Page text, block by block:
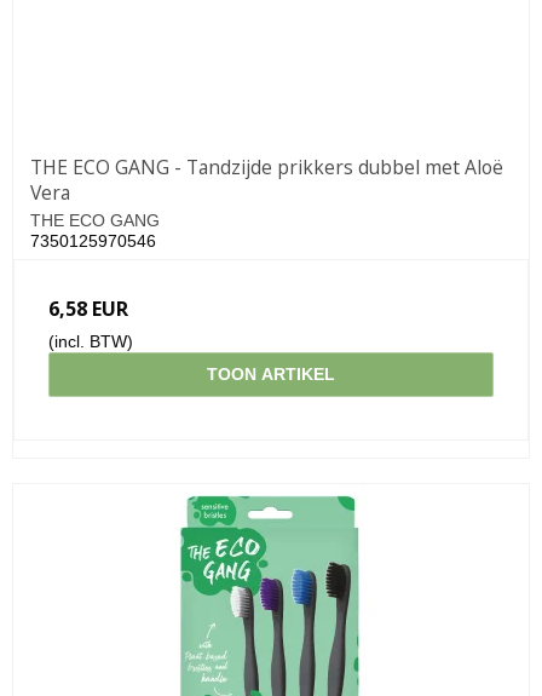
THE ECO GANG - Tandzijde prikkers dubbel met Aloë
Vera
THE ECO GANG
7350125970546
6,58 EUR
(incl. BTW)
TOON ARTIKEL